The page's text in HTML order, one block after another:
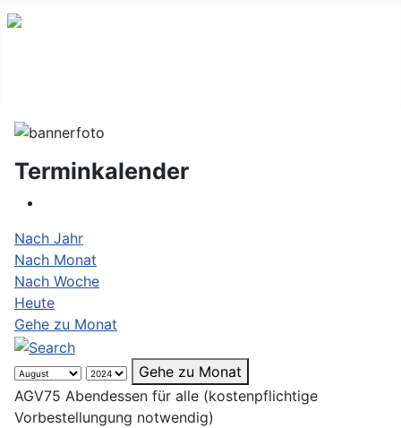
Terminkalender
Nach Jahr
Nach Monat
Nach Woche
Heute
Gehe zu Monat
Gehe zu Monat
AGV75 Abendessen für alle (kostenpflichtige
Vorbestellungung notwendig)